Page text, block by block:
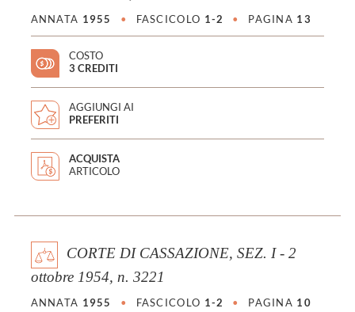
ANNATA 1955 • FASCICOLO 1-2 • PAGINA 13
COSTO
3 CREDITI
AGGIUNGI AI
PREFERITI
ACQUISTA
ARTICOLO
CORTE DI CASSAZIONE, SEZ. I - 2
ottobre 1954, n. 3221
ANNATA 1955 • FASCICOLO 1-2 • PAGINA 10